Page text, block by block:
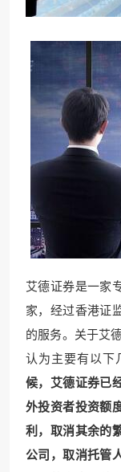
艾德证券是一家
家，经过香港证
的服务。关于艾
认为主要有以下
候，艾德证券已
外投资者投资额
利，取消其余的
公司，取消托管